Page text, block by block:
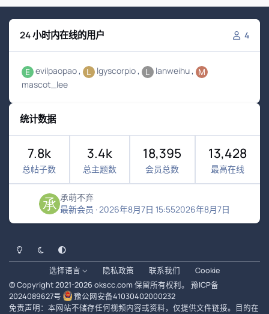
24 小时内在线的用户 4
evilpaopao lgyscorpio
lanweihu
mascot_lee
统计数据
7.8k
总帖子数
3.4k
总主题数
18,395
会员总数
13,428
最高在线
承萌不弃
最新会员 ·2026年8月7日 15:552026年8月7日
浅色模式黑暗模式系统偏好
选择语言 隐私政策 联系我们
Cookie
© Copyright 2021-2026 okscc.com 保留所有权利。 豫ICP备
2024089627号
豫公网安备41030402000232
免责声明：本网站不储存任何视频内容或资料，仅提供文件链接。目的在